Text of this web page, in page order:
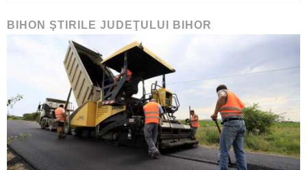
BIHON ŞTIRILE JUDEŢULUI BIHOR